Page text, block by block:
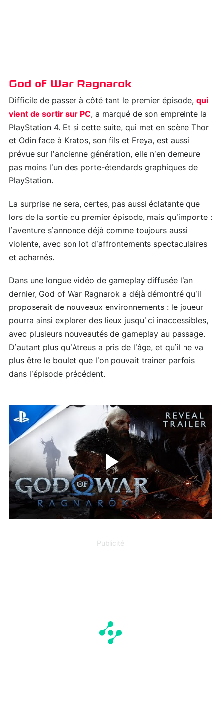
God of War Ragnarok
Difficile de passer à côté tant le premier épisode, qui
vient de sortir sur PC, a marqué de son empreinte la
PlayStation 4. Et si cette suite, qui met en scène Thor
et Odin face à Kratos, son fils et Freya, est aussi
prévue sur l’ancienne génération, elle n’en demeure
pas moins l’un des porte-étendards graphiques de
PlayStation.
La surprise ne sera, certes, pas aussi éclatante que
lors de la sortie du premier épisode, mais qu’importe :
l’aventure s’annonce déjà comme toujours aussi
violente, avec son lot d’affrontements spectaculaires
et acharnés.
Dans une longue vidéo de gameplay diffusée l’an
dernier, God of War Ragnarok a déjà démontré qu’il
proposerait de nouveaux environnements : le joueur
pourra ainsi explorer des lieux jusqu’ici inaccessibles,
avec plusieurs nouveautés de gameplay au passage.
D’autant plus qu’Atreus a pris de l’âge, et qu’il ne va
plus être le boulet que l’on pouvait trainer parfois
dans l’épisode précédent.
Publicité